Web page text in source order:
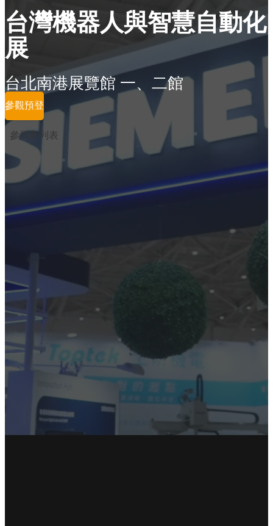
台灣機器人與智慧自動化
展
台北南港展覽館 一、二館
參觀預登
參展商列表